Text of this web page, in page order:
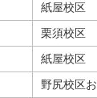
紙屋校区
栗須校区
紙屋校区
野尻校区